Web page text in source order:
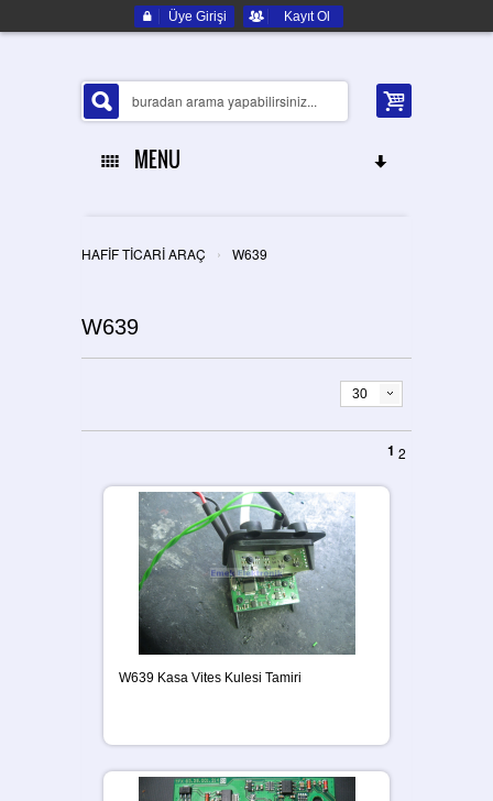
Üye Girişi Kayıt Ol
MENU
ELEKTRONIK YEDEK PARÇA
HAFİF TİCARİ ARAÇ › W639
W639
30
1 2
W639 Kasa Vites Kulesi Tamiri